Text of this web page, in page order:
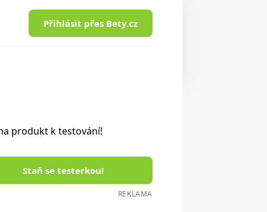
Přihlásit přes Bety.cz
produkt k testování!
Staň se testerkou!
REKLAMA